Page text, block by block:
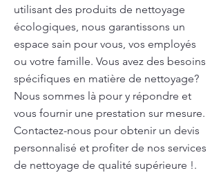
utilisant des produits de nettoyage
écologiques, nous garantissons un
espace sain pour vous, vos employés
ou votre famille. Vous avez des besoins
spécifiques en matière de nettoyage?
Nous sommes là pour y répondre et
vous fournir une prestation sur mesure.
Contactez-nous pour obtenir un devis
personnalisé et profiter de nos services
de nettoyage de qualité supérieure !.